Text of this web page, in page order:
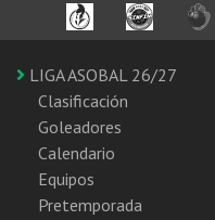
LIGA ASOBAL 26/27
Clasificación
Goleadores
Calendario
Equipos
Pretemporada